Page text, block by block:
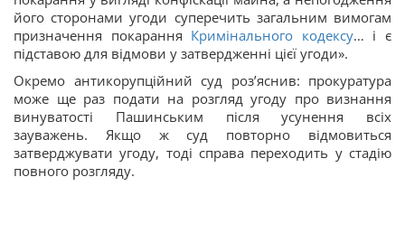
його сторонами угоди суперечить загальним вимогам
призначення покарання Кримінального кодексу… і є
підставою для відмови у затвердженні цієї угоди».
Окремо антикорупційний суд роз’яснив: прокуратура
може ще раз подати на розгляд угоду про визнання
винуватості Пашинським після усунення всіх
зауважень. Якщо ж суд повторно відмовиться
затверджувати угоду, тоді справа переходить у стадію
повного розгляду.